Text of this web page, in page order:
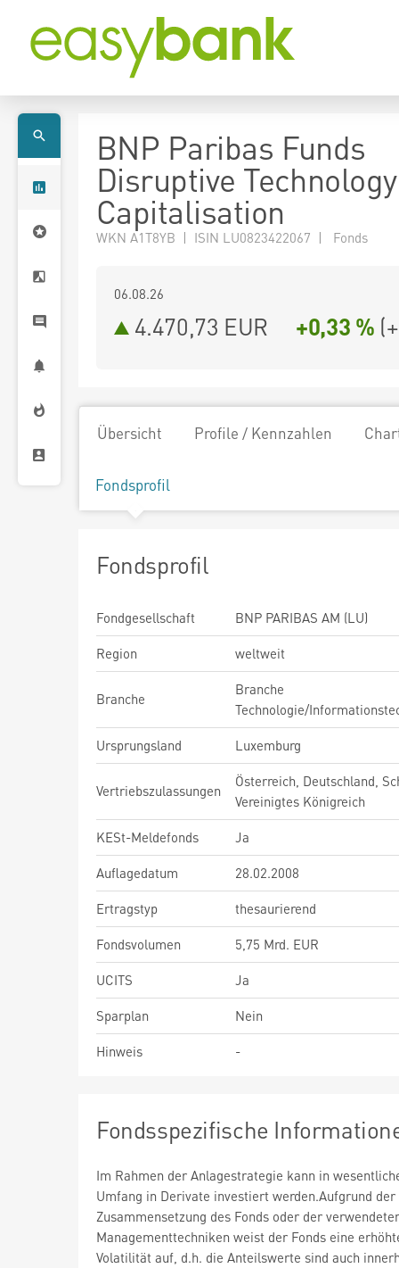
BNP Paribas Funds
Disruptive
Capitalisation
WKN A1T8YB | ISIN LU0823422067 | Fonds
06.08.26
4.470,73 EUR +0,33 % (
Übersicht Profile / Kennzahlen
Fondsprofil
Fondsprofil
Fondgesellschaft
BNP PARIBAS AM (LU)
Region
weltweit
Branche
Branche
Technologie/
Ursprungsland
Luxemburg
Vertriebszulassungen
Österreich, Deutschland,
Vereinigtes Königreich
KESt-Meldefonds
Ja
Auflagedatum
28.02.2008
Ertragstyp
thesaurierend
Fondsvolumen
5,75 Mrd. EUR
UCITS
Ja
Sparplan
Nein
Hinweis
-
Fondsspezifische
Im Rahmen der Anlagestrategie kann in
Umfang in Derivate investiert werden.Aufgrund der
Zusammensetzung des Fonds oder der
Managementtechniken weist der Fonds eine
Volatilität auf, d.h. die Anteilswerte sind auch